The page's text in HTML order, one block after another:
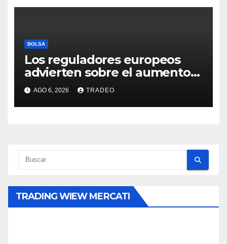
BOLSA
Los reguladores europeos
advierten sobre el aumento
del fraude con criptos tras la
llegada de MiCA
AGO 6, 2026 TRADEO
TRADING WIEW MERCATI